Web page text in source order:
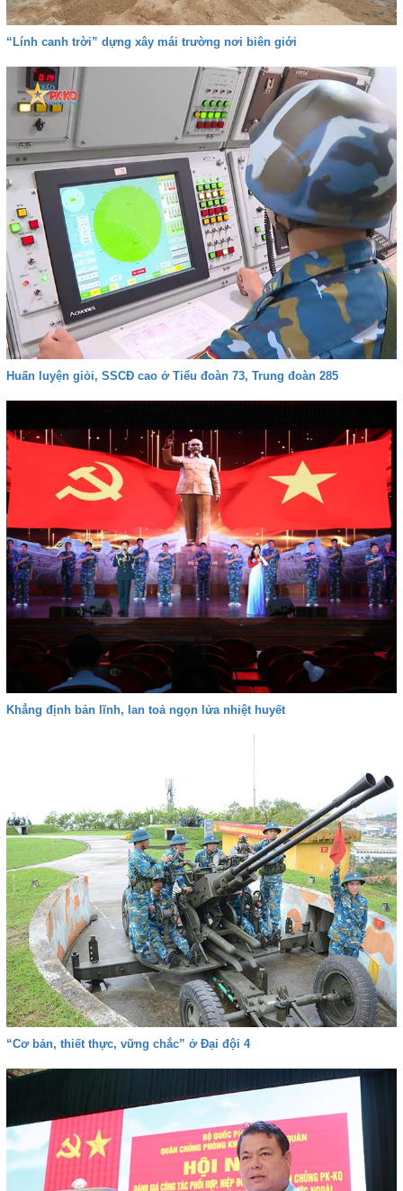
“Lính canh trời” dựng xây mái trường nơi biên giới
Huấn luyện giỏi, SSCĐ cao ở Tiểu đoàn 73, Trung đoàn 285
Khẳng định bản lĩnh, lan toả ngọn lửa nhiệt huyết
“Cơ bản, thiết thực, vững chắc” ở Đại đội 4